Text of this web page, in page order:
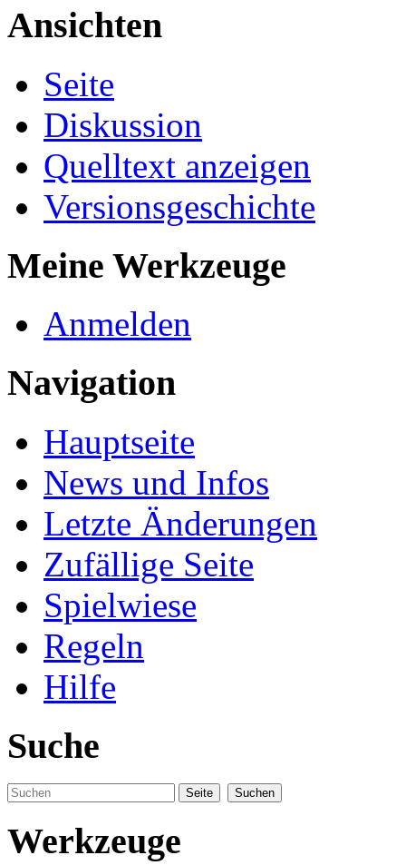
Ansichten
Seite
Diskussion
Quelltext anzeigen
Versionsgeschichte
Meine Werkzeuge
Anmelden
Navigation
Hauptseite
News und Infos
Letzte Änderungen
Zufällige Seite
Spielwiese
Regeln
Hilfe
Suche
Werkzeuge